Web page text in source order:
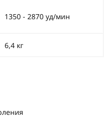
1350 - 2870 уд/мин
6,4 кг